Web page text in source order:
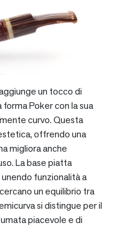
un tocco di
Poker con la sua
curvo. Questa
offrendo una
migliora anche
La base piatta
funzionalità a
un equilibrio tra
si distingue per il
piacevole e di